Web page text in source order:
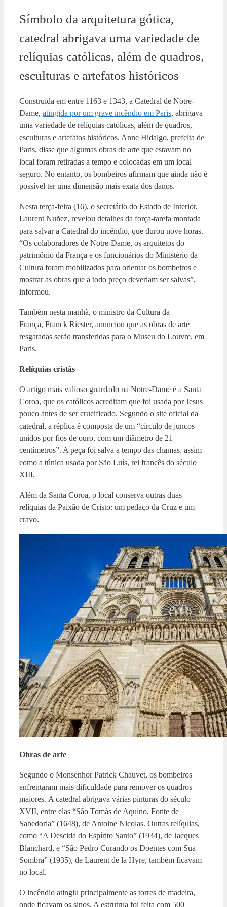
Símbolo da arquitetura gótica,
catedral abrigava uma variedade de
relíquias católicas, além de quadros,
esculturas e artefatos históricos
Construída em entre 1163 e 1343, a Catedral de Notre-
Dame, atingida por um grave incêndio em Paris, abrigava
uma variedade de relíquias católicas, além de quadros,
esculturas e artefatos históricos. Anne Hidalgo, prefeita de
Paris, disse que algumas obras de arte que estavam no
local foram retiradas a tempo e colocadas em um local
seguro. No entanto, os bombeiros afirmam que ainda não é
possível ter uma dimensão mais exata dos danos.
Nesta terça-feira (16), o secretário do Estado de Interior,
Laurent Nuñez, revelou detalhes da força-tarefa montada
para salvar a Catedral do incêndio, que durou nove horas.
“Os colaboradores de Notre-Dame, os arquitetos do
patrimônio da França e os funcionários do Ministério da
Cultura foram mobilizados para orientar os bombeiros e
mostrar as obras que a todo preço deveriam ser salvas”,
informou.
Também nesta manhã, o ministro da Cultura da
França, Franck Riester, anunciou que as obras de arte
resgatadas serão transferidas para o Museu do Louvre, em
Paris.
Relíquias cristãs
O artigo mais valioso guardado na Notre-Dame é a Santa
Coroa, que os católicos acreditam que foi usada por Jesus
pouco antes de ser crucificado. Segundo o site oficial da
catedral, a réplica é composta de um “círculo de juncos
unidos por fios de ouro, com um diâmetro de 21
centímetros”. A peça foi salva a tempo das chamas, assim
como a túnica usada por São Luís, rei francês do século
XIII.
Além da Santa Coroa, o local conserva outras duas
relíquias da Paixão de Cristo: um pedaço da Cruz e um
cravo.
Obras de arte
Segundo o Monsenhor Patrick Chauvet, os bombeiros
enfrentaram mais dificuldade para remover os quadros
maiores. A catedral abrigava várias pinturas do século
XVII, entre elas “São Tomás de Aquino, Fonte de
Sabedoria” (1648), de Antoine Nicolas. Outras relíquias,
como “A Descida do Espírito Santo” (1934), de Jacques
Blanchard, e “São Pedro Curando os Doentes com Sua
Sombra” (1935), de Laurent de la Hyre, também ficavam
no local.
O incêndio atingiu principalmente as torres de madeira,
onde ficavam os sinos. A estrutrua foi feita com 500